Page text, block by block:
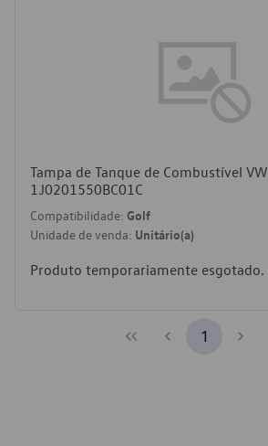
Tampa de Tanque de Combustível VW
1J0201550BC01C
Compatibilidade: Golf
Unidade de venda: Unitário(a)
Produto temporariamente esgotado.
1